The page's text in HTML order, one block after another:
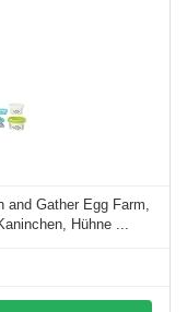
Gather Egg Farm,
Hühne ...